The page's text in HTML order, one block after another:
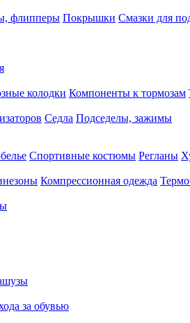
флипперы Покрышки Смазки для
колодки Компоненты к тормозам
Седла Подседелы, зажимы
Спортивные костюмы Регланы
Компрессионная одежда
за обувью